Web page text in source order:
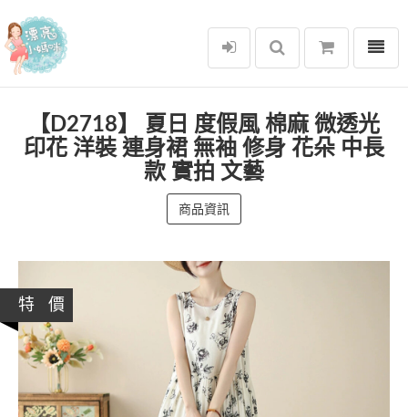
漂亮小媽咪
選單
【D2718】 夏日 度假風 棉麻 微透光
印花 洋裝 連身裙 無袖 修身 花朵 中長
款 實拍 文藝
商品資訊
特 價